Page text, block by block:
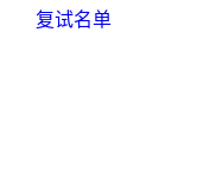
复试名单